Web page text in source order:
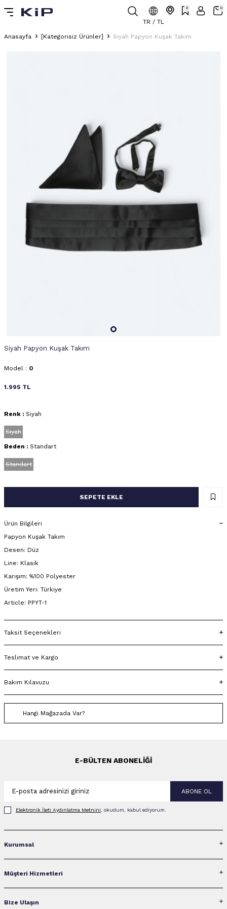
TR / TL
0 0
Anasayfa [Kategorisiz Ürünler] Siyah Papyon Kuşak Takım
Siyah Papyon Kuşak Takım
Model : 0
1.995 TL
Renk : Siyah
Siyah
Beden : Standart
Standart
SEPETE EKLE
Ürün Bilgileri
Papyon Kuşak Takım
Desen: Düz
Line: Klasik
Karışım: %100 Polyester
Üretim Yeri: Türkiye
Article: PPYT-1
Taksit Seçenekleri
Teslimat ve Kargo
Bakım Kılavuzu
Hangi Mağazada Var?
E-BÜLTEN ABONELIĞI
ABONE OL
Elektronik İleti Aydınlatma Metni‌ni , okudum, kabul ediyorum.
Kurumsal
Müşteri Hizmetleri
Bize Ulaşın